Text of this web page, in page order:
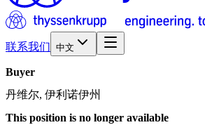
联系我们 中文
Buyer
丹维尔, 伊利诺伊州
This position is no longer available